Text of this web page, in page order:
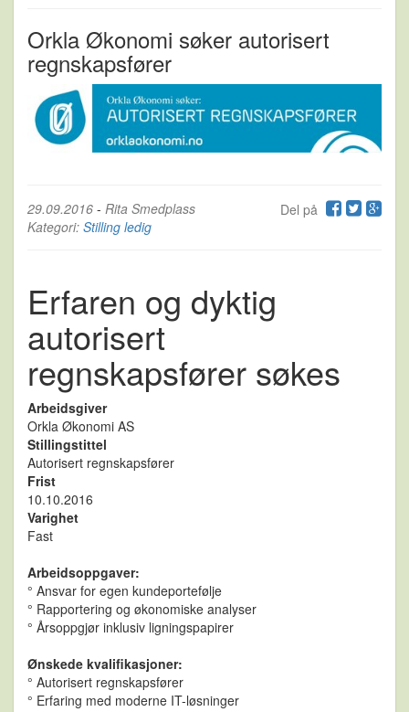
Orkla Økonomi søker autorisert
regnskapsfører
Del på
29.09.2016 - Rita Smedplass
Kategori: Stilling ledig
Erfaren og dyktig
autorisert
regnskapsfører søkes
Arbeidsgiver
Orkla Økonomi AS
Stillingstittel
Autorisert regnskapsfører
Frist
10.10.2016
Varighet
Fast
Arbeidsoppgaver:
° Ansvar for egen kundeportefølje
° Rapportering og økonomiske analyser
° Årsoppgjør inklusiv ligningspapirer
Ønskede kvalifikasjoner:
° Autorisert regnskapsfører
° Erfaring med moderne IT-løsninger